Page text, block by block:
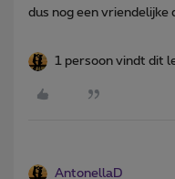
dus nog een vriendelijke
1 persoon vindt dit
AntonellaD